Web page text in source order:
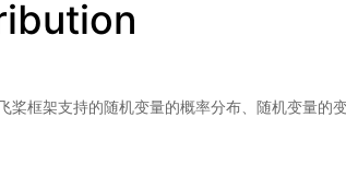
框架支持的随机变量的概率分布、随机变量的